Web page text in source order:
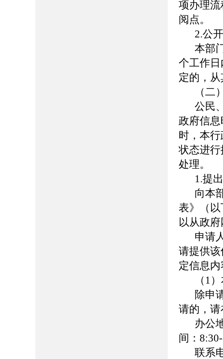
项办理
阅点。
2.公
本部
个工作
定的，
（二
公民
政府信
时，本
状态进
处理。
1.提
向本
表》（
以从政
申请
请提供
定信息
（1
除申
请的，
办公
间：
联